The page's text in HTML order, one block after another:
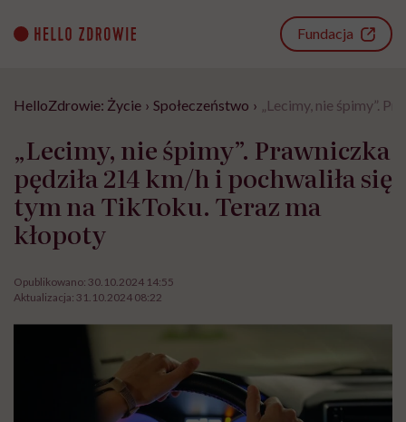
content
Fundacja
HelloZdrowie: Życie › Społeczeństwo › „Lecimy, nie śpimy”.
„Lecimy, nie śpimy”. Prawniczka
pędziła 214 km/h i pochwaliła się
tym na TikToku. Teraz ma
kłopoty
Opublikowano: 30.10.2024 14:55
Aktualizacja: 31.10.2024 08:22